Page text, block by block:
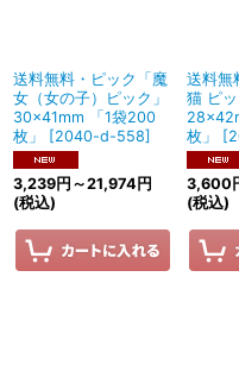
送料無料・ピック「魔
女（女の子）ピック」
30×41mm 「1袋200
枚」
[2040-d-558]
3,239円 ～21,974 円
(税込)
送料無
猫 ピッ
枚」
[
3,600
(税込)